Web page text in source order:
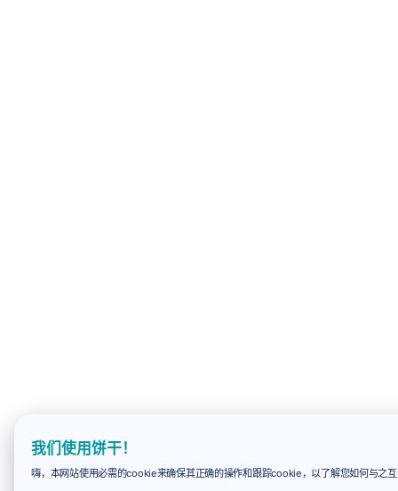
我们使用饼干！
嗨，本网站使用必需的cookie来确保其正确的操作和跟踪cookie，以了解您如何与之